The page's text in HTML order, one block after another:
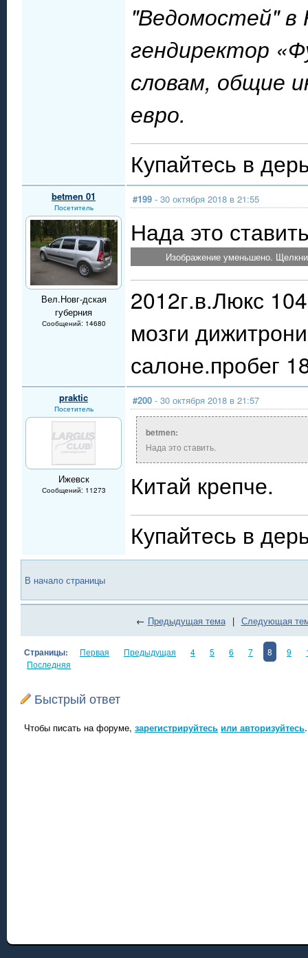
"Ведомостей" в
гендиректор
словам, общие
евро.
Купайтесь в
betmen 01
Посетитель
Вел.Новг-дская
губерния
Сообщений: 14680
#199 - 30 октября 2018 в 21:55
Нада это
Изображение уменьшено.
2012г.в.Люкс
мозги
салоне.пробег
praktic
Посетитель
Ижевск
Сообщений: 11273
#200 - 30 октября 2018 в 21:57
betmen:
Нада это ставить.
Китай крепче.
Купайтесь в
В начало страницы
← Предыдущая тема | Следующая
Страницы: Первая Предыдущая 4 5 6 7 8 9
Последняя
Быстрый ответ
Чтобы писать на форуме, зарегистрируйтесь или авторизуйтесь.